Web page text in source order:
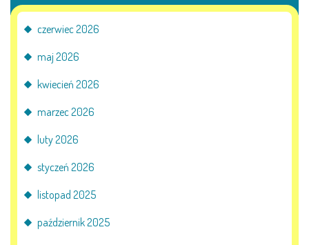
AKTUALNOŚCI
REKRUTACJA
ANKIETY
COVID – 19
czerwiec 2026
maj 2026
kwiecień 2026
marzec 2026
luty 2026
styczeń 2026
listopad 2025
październik 2025